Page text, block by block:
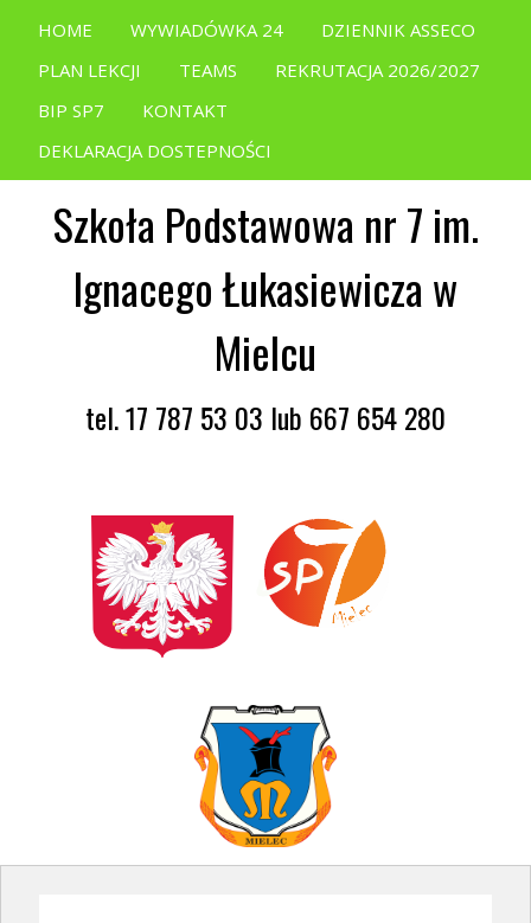
HOME WYWIADÓWKA 24
DZIENNIK ASSECO
PLAN LEKCJI
TEAMS
REKRUTACJA 2026/2027
BIP SP7
KONTAKT
DEKLARACJA DOSTEPNOŚCI
Szkoła Podstawowa nr 7 im.
Ignacego Łukasiewicza w
Mielcu
tel. 17 787 53 03 lub 667 654 280